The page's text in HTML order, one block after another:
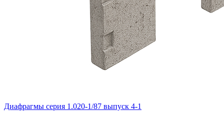
Диафрагмы серия 1.020-1/87 выпуск 4-1